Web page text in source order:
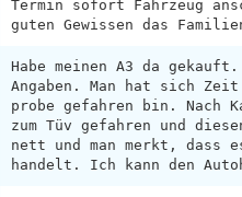
Termin sofort Fahrzeug
guten Gewissen das
Habe meinen A3 da
Angaben. Man hat sich Zeit
probe gefahren bin. Nach
zum Tüv gefahren und
nett und man merkt, dass
handelt. Ich kann den